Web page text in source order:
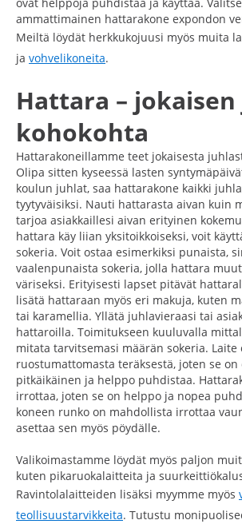
ammattimainen hattarakone expondon
Meiltä löydät herkkukojuusi myös muita
ja vohvelikoneita.
Hattara –
kohokohta
Hattarakoneillamme teet jokaisesta
Olipa sitten kyseessä lasten
koulun juhlat, saa hattarakone kaikki
tyytyväisiksi. Nauti hattarasta aivan kuin
tarjoa asiakkaillesi aivan erityinen
hattara käy liian yksitoikkoiseksi, voit
sokeria. Voit ostaa esimerkiksi punaista,
vaalenpunaista sokeria, jolla hattara
väriseksi. Erityisesti lapset pitävät
lisätä hattaraan myös eri makuja, kuten
tai karamellia. Yllätä juhlavieraasi tai
hattaroilla. Toimitukseen kuuluvalla
mitata tarvitsemasi määrän sokeria.
ruostumattomasta teräksestä, joten se
pitkäikäinen ja helppo puhdistaa.
irrottaa, joten se on helppo ja nopea
koneen runko on mahdollista irrottaa
asettaa sen myös pöydälle.
Valikoimastamme löydät myös paljon
kuten pikaruokalaitteita ja
Ravintolalaitteiden lisäksi myymme myös
teollisuustarvikkeita. Tutustu